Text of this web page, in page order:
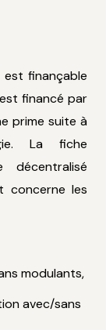
finançable
financé par
prime suite à
La fiche
décentralisé
concerne les
modulants,
avec/sans